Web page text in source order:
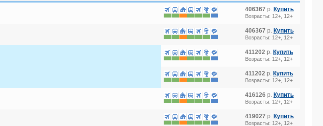
406367 р. Купить
Возрасты: 12+, 12+
406367 р. Купить
Возрасты: 12+, 12+
411202 р. Купить
Возрасты: 12+, 12+
411202 р. Купить
Возрасты: 12+, 12+
416126 р. Купить
Возрасты: 12+, 12+
419027 р. Купить
Возрасты: 12+, 12+